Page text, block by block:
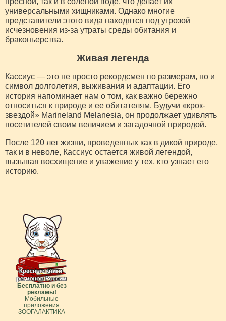
универсальными хищниками. Однако многие
представители этого вида находятся под угрозой
исчезновения из-за утраты среды обитания и
браконьерства.
Живая легенда
Кассиус — это не просто рекордсмен по размерам, но и
символ долголетия, выживания и адаптации. Его
история напоминает нам о том, как важно бережно
относиться к природе и ее обитателям. Будучи «крок-
звездой» Marineland Melanesia, он продолжает удивлять
посетителей своим величием и загадочной природой.
После 120 лет жизни, проведенных как в дикой природе,
так и в неволе, Кассиус остается живой легендой,
вызывая восхищение и уважение у тех, кто узнает его
историю.
Бесплатно и без
рекламы!
Мобильные
приложения
ЗООГАЛАКТИКА